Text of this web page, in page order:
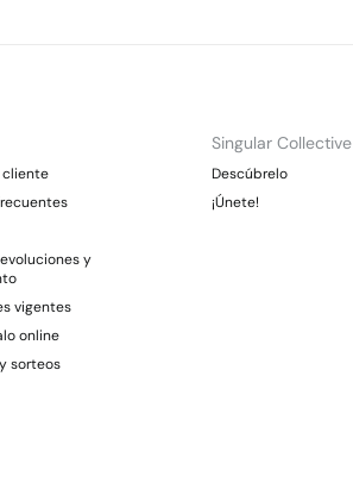
cliente
y
vigentes
online
sorteos
Singular Collective
Descúbrelo
¡Únete!